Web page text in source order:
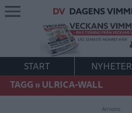
START NYHETER
TAGG»ULRICA-WALL
Annons: